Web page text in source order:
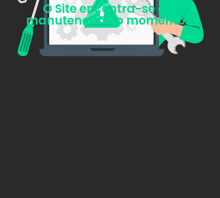
O Site encontra-se em
manutenção no momento...